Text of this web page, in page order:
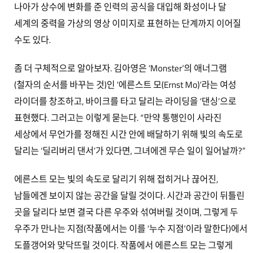
나아가 상수에 변화를 준 인력의 공식을 대입해 화성이나 달
세계의 중력을 가상의 영상 이미지로 표현하는 단계까지 이어질
수도 있다.
좀 더 구체적으로 알아보자. 김아영은 ‘Monster’의 애너그램
(철자의 순서를 바꾸는 것)인 ‘에른스트 모(Ernst Mo)’라는 여성
라이더를 창조하고, 바이크를 타고 달리는 라이딩을 ‘댄싱’으로
표현했다. 그러고는 이렇게 묻는다. “만약 통행인이 사라진
세상에서 무언가를 정해진 시간 안에 배달하기 위해 빛의 속도로
달리는 ‘딜리버리 댄서’가 있다면, 그녀에겐 무슨 일이 일어날까?”
에른스트 모는 빛의 속도로 달리기 위해 접히거나 끊어진,
남들에겐 보이지 않는 공간을 달릴 것이다. 시간과 공간이 뒤틀린
곳을 달리다 보면 결국 다른 우주와 섞여버릴 것이며, 그렇게 두
우주가 만나는 지점(작품에서는 이를 ‘누수 지점’이라 말한다)에서
도플갱어와 맞닥뜨릴 것이다. 작품에서 에른스트 모는 그렇게